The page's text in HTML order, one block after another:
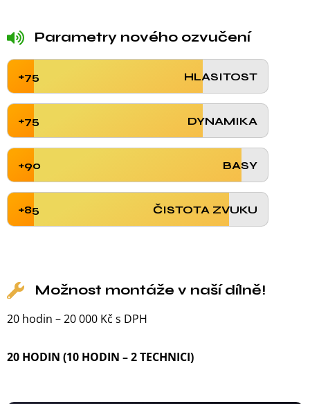
Parametry nového ozvučení
HLASITOST
+75
DYNAMIKA
+75
BASY
+90
ČISTOTA ZVUKU
+85
Možnost montáže v naší dílně!
20 hodin – 20 000 Kč s DPH
20 HODIN (10 HODIN – 2 TECHNICI)